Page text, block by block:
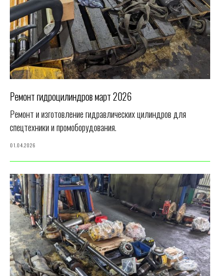
Ремонт гидроцилиндров март 2026
Ремонт и изготовление гидравлических цилиндров для
спецтехники и промоборудования.
01.04.2026